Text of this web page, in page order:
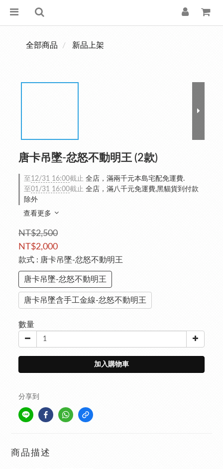
全部商品 新品上架
唐卡吊墜-忿怒不動明王 (2款)
至 12/31 16:00截止 全店，滿兩千元本島宅配免運費.
至01/31 16:00截止 全店，滿八千元免運費,黑貓貨到付款
除外
查看更多
NT$2,500
NT$2,000
款式 : 唐卡吊墜-忿怒不動明王
唐卡吊墜-忿怒不動明王
唐卡吊墜含手工金線-忿怒不動明王
數量
加入購物車
分享到
商品描述